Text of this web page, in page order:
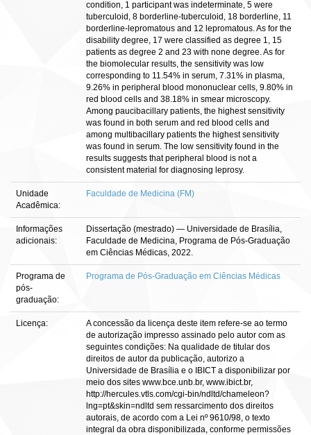
condition, 1 participant was indeterminate, 5 were
tuberculoid, 8 borderline-tuberculoid, 18 borderline, 11
borderline-lepromatous and 12 lepromatous. As for the
disability degree, 17 were classified as degree 1, 15
patients as degree 2 and 23 with none degree. As for
the biomolecular results, the sensitivity was low
corresponding to 11.54% in serum, 7.31% in plasma,
9.26% in peripheral blood mononuclear cells, 9.80% in
red blood cells and 38.18% in smear microscopy.
Among paucibacillary patients, the highest sensitivity
was found in both serum and red blood cells and
among multibacillary patients the highest sensitivity
was found in serum. The low sensitivity found in the
results suggests that peripheral blood is not a
consistent material for diagnosing leprosy.
Unidade
Acadêmica:
Faculdade de Medicina (FM)
Informações
adicionais:
Dissertação (mestrado) — Universidade de Brasília,
Faculdade de Medicina, Programa de Pós-Graduação
em Ciências Médicas, 2022.
Programa de
pós-
graduação:
Programa de Pós-Graduação em Ciências Médicas
Licença:
A concessão da licença deste item refere-se ao termo
de autorização impresso assinado pelo autor com as
seguintes condições: Na qualidade de titular dos
direitos de autor da publicação, autorizo a
Universidade de Brasília e o IBICT a disponibilizar por
meio dos sites www.bce.unb.br, www.ibict.br,
http://hercules.vtls.com/cgi-bin/ndltd/chameleon?
lng=pt&skin=ndltd sem ressarcimento dos direitos
autorais, de acordo com a Lei nº 9610/98, o texto
integral da obra disponibilizada, conforme permissões